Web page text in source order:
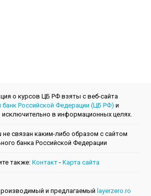
о курсов ЦБ РФ взяты с веб-сайта
Российской Федерации (ЦБ РФ) и
исключительно в информационных целях.
не связан каким-либо образом с сайтом
банкa Российской Федерации
также: Контакт - Kарта сайта
и предлагаемый layerzero.ro